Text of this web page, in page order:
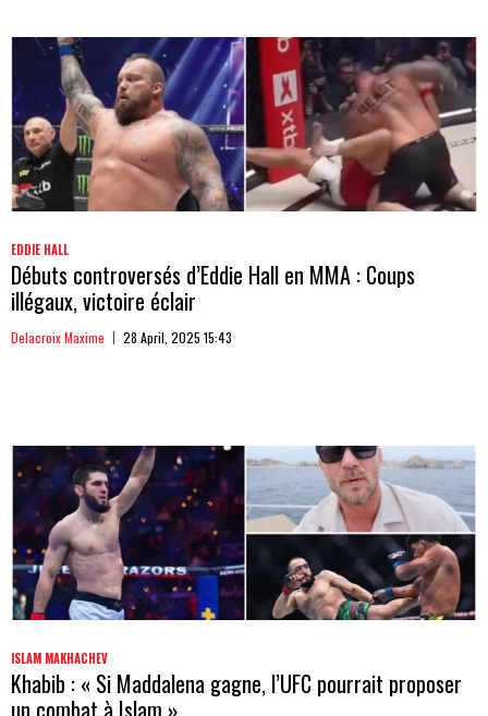
EDDIE HALL
Débuts controversés d’Eddie Hall en MMA : Coups
illégaux, victoire éclair
Delacroix Maxime 28 April, 2025 15:43
ISLAM MAKHACHEV
Khabib : « Si Maddalena gagne, l’UFC pourrait proposer
un combat à Islam »